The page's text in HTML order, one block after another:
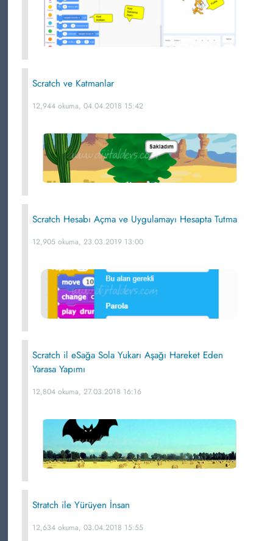
Scratch ve Katmanlar
12,944 okuma, 04.04.2018 15:42
Scratch Hesabı Açma ve Uygulamayı Hesapta Tutma
12,905 okuma, 23.03.2019 13:00
Scratch il eSağa Sola Yukarı Aşağı Hareket Eden
Yarasa Yapımı
12,804 okuma, 27.03.2018 16:16
Stratch ile Yürüyen İnsan
12,634 okuma, 03.04.2018 15:55